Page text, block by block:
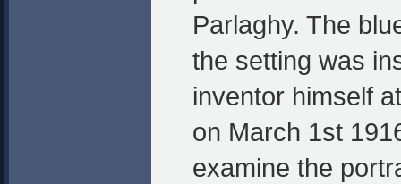
Parlaghy. The
the setting was
inventor himself
on March 1st
examine the